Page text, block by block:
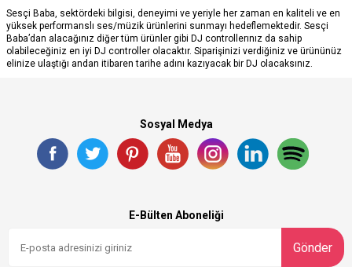
Sesçi Baba, sektördeki bilgisi, deneyimi ve yeriyle her zaman en kaliteli ve en
yüksek performanslı ses/müzik ürünlerini sunmayı hedeflemektedir. Sesçi
Baba’dan alacağınız diğer tüm ürünler gibi DJ controllerınız da sahip
olabileceğiniz en iyi DJ controller olacaktır. Siparişinizi verdiğiniz ve ürününüz
elinize ulaştığı andan itibaren tarihe adını kazıyacak bir DJ olacaksınız.
Sosyal Medya
E-Bülten Aboneliği
Gönder